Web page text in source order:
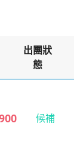
出團狀
態
候補